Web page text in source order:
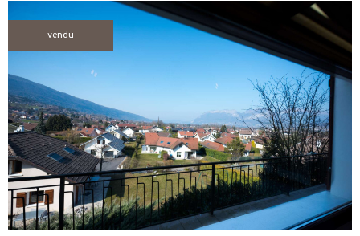
vendu
voir le
bien